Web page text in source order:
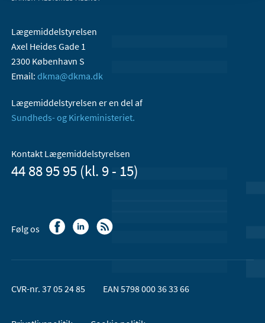
Lægemiddelstyrelsen
Axel Heides Gade 1
2300 København S
Email: dkma@dkma.dk
Lægemiddelstyrelsen er en del af
Sundheds- og Kirkeministeriet.
Kontakt Lægemiddelstyrelsen
44 88 95 95 (kl. 9 - 15)
Følg os
CVR-nr. 37 05 24 85 EAN 5798 000 36 33 66